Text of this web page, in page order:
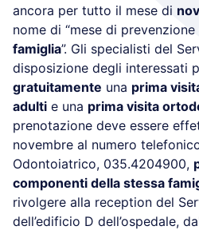
ancora per tutto il mese di
nome di “mese di prevenzione
famiglia”. Gli specialisti del
disposizione degli interessati
gratuitamente una prima
adulti e una prima visita
prenotazione deve essere
novembre al numero
Odontoiatrico, 035.4204900,
componenti della stessa
rivolgere alla reception del
dell’edificio D dell’ospedale,